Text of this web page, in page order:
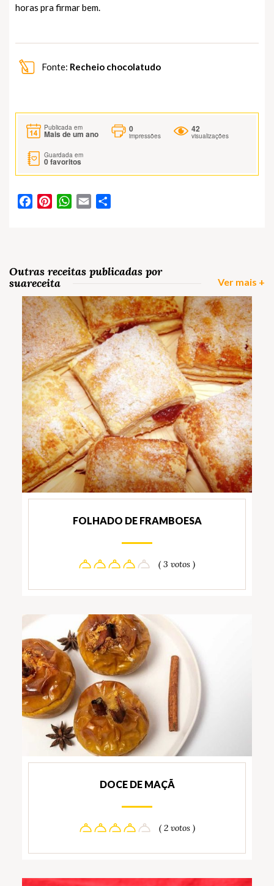
horas pra firmar bem.
Fonte: Recheio chocolatudo
Publicada em
Mais de um ano
0
impressões
42
visualizações
Guardada em
0favoritos
FacebookPinterestWhatsApp
Email
Outras receitas publicadas por
suareceita
Ver mais +
FOLHADO DE FRAMBOESA
( 3 votos )
DOCE DE MAÇÃ
( 2 votos )